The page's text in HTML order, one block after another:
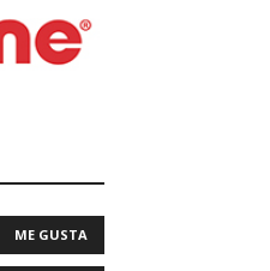
ME GUSTA